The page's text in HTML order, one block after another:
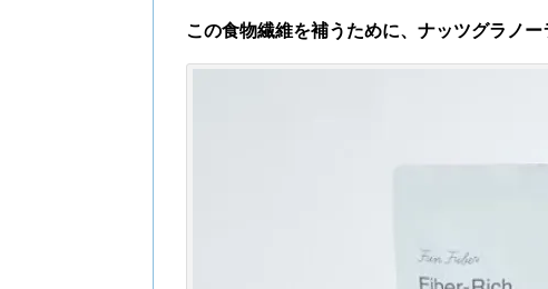
この食物繊維を補うために、ナッツグラノ